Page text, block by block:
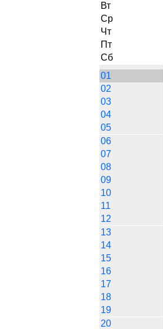
Вт
Ср
Чт
Пт
Сб
01
02
03
04
05
06
07
08
09
10
11
12
13
14
15
16
17
18
19
20